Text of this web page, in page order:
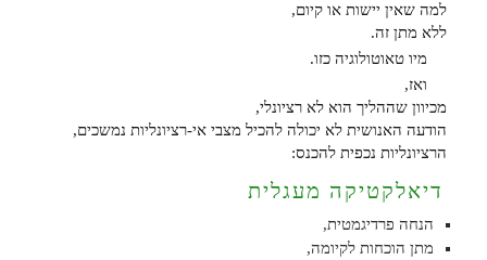
למה שאין יישות או קיום,
ללא מתן זה.
מיו טאוטולוגיה כזו.
ואז,
מכיוון שההליך הוא לא רציונלי,
הודעה האנושית לא יכולה להכיל מצבי אי-רציונליות נמשכים,
הרציונליות נכפית להכנס:
דיאלקטיקה מעגלית
הנחה פרדיגמטית,
מתן הוכחות לקיומה,